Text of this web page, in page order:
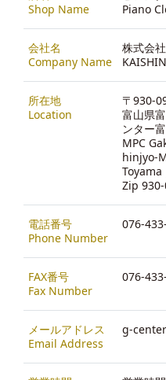
Shop Name
Piano
会社名
Company Name
株式会
所在地
Location
〒930-
富山県
ンター
MPC
hinjyo-
Zip
電話番号
Phone Number
076-
FAX番号
Fax Number
076-
メールアドレス
Email Address
g-